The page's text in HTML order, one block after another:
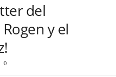
del
y el
0